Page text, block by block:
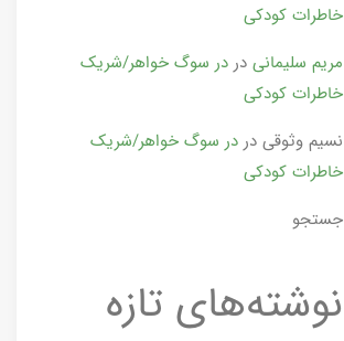
خاطرات کودکی
مریم سلیمانی دردر سوگ خواهر/شریک
خاطرات کودکی
نسیم وثوقی دردر سوگ خواهر/شریک
خاطرات کودکی
جستجو
نوشته‌های تازه